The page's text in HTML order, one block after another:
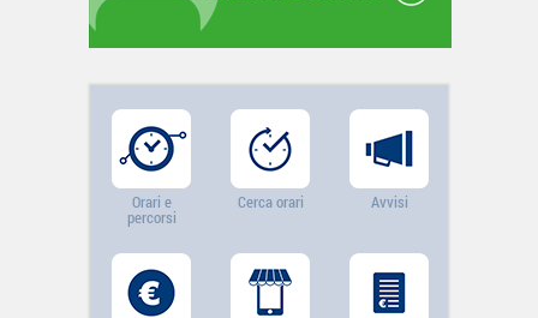
Orari e
percorsi
Cerca orari Avvisi